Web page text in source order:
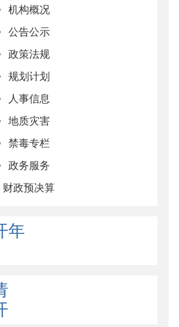
机构概况
公告公示
政策法规
规划计划
人事信息
地质灾害
禁毒专栏
政务服务
财政预决算
年